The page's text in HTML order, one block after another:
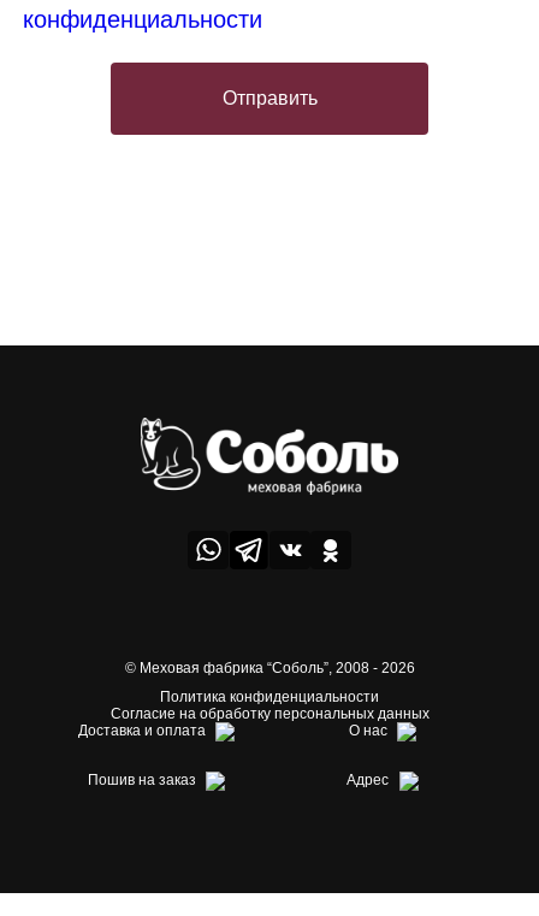
конфиденциальности
Отправить
© Меховая фабрика “Соболь”,2008 - 2026
Политика конфиденциальности
Согласие на обработку персональных данных
Доставка и оплата
О нас
Пошив на заказ Адрес